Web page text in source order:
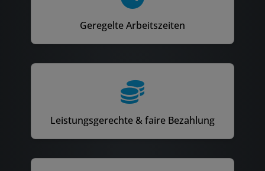
Geregelte Arbeitszeiten
Leistungsgerechte & faire Bezahlung